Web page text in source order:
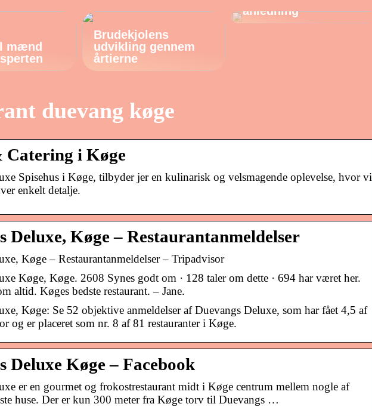
mænd
Brudekjolens
udvikling gennem
årtierne
anledning
duevang køge
Catering i Køge
Spisehus i Køge, tilbyder jer en kulinarisk og velsmagende oplevelse, hvor vi
enkelt detalje.
Deluxe, Køge – Restaurantanmeldelser
Køge – Restaurantanmeldelser – Tripadvisor
Køge, Køge. 2608 Synes godt om · 128 taler om dette · 694 har været her.
altid. Køges bedste restaurant. – Jane.
Køge: Se 52 objektive anmeldelser af Duevangs Deluxe, som har fået 4,5 af
og er placeret som nr. 8 af 81 restauranter i Køge.
Deluxe Køge – Facebook
er en gourmet og frokostrestaurant midt i Køge centrum mellem nogle af
huse. Der er kun 300 meter fra Køge torv til Duevangs …